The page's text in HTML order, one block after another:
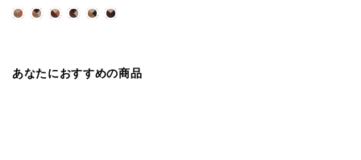
あなたにおすすめの商品